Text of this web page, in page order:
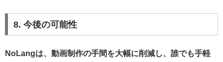
8. 今後の可能性
NoLangは、動画制作の手間を大幅に削減し、誰でも手軽